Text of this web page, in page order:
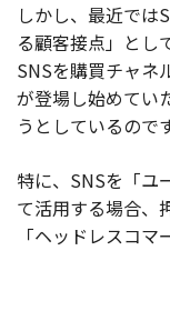
しかし、最近では
る顧客接点」とし
SNSを購買チャネ
が登場し始めてい
うとしているのです
特に、SNSを「ユ
て活用する場合、
「ヘッドレスコマ